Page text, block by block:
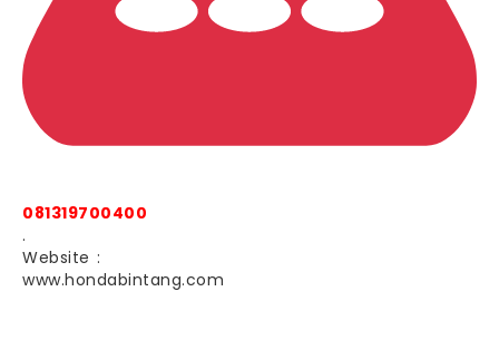
081319700400
.
Website :
www.hondabintang.com